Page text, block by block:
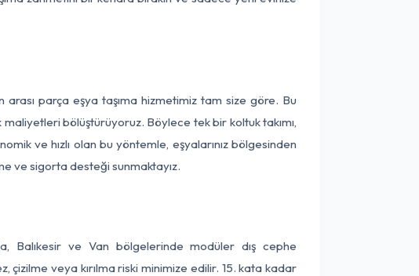
arası parça eşya taşıma hizmetimiz tam size göre. Bu
bölüştürüyoruz. Böylece tek bir koltuk takımı,
ve hızlı olan bu yöntemle, eşyalarınız bölgesinden
ve sigorta desteği sunmaktayız.
Balıkesir ve Van bölgelerinde modüler dış cephe
çizilme veya kırılma riski minimize edilir. 15. kata kadar